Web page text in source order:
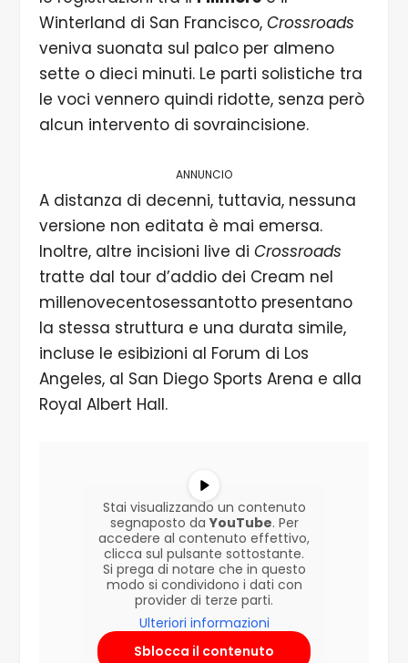
Winterland di San Francisco, Crossroads
veniva suonata sul palco per almeno
sette o dieci minuti. Le parti solistiche tra
le voci vennero quindi ridotte, senza però
alcun intervento di sovraincisione.
ANNUNCIO
A distanza di decenni, tuttavia, nessuna
versione non editata è mai emersa.
Inoltre, altre incisioni live di Crossroads
tratte dal tour d’addio dei Cream nel
millenovecentosessantotto presentano
la stessa struttura e una durata simile,
incluse le esibizioni al Forum di Los
Angeles, al San Diego Sports Arena e alla
Royal Albert Hall.
Stai visualizzando un contenuto
segnaposto daYouTube. Per
accedere al contenuto effettivo,
clicca sul pulsante sottostante.
Si prega di notare che in questo
modo si condividono i dati con
provider di terze parti.
Ulteriori informazioni
Sblocca il contenuto